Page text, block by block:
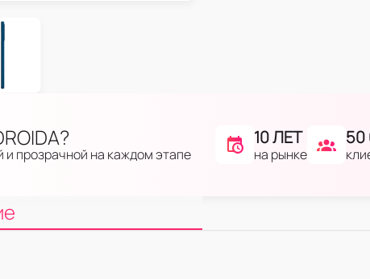
и прозрачной на каждом этапе
10 ЛЕТ
на рынке
50